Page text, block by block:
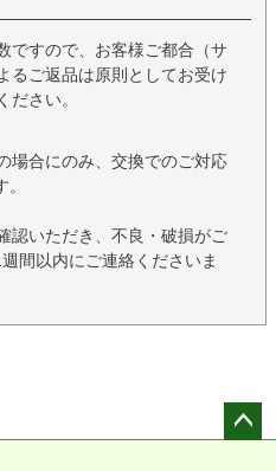
ですので、お客様ご都合（サ
るご返品は原則としてお受け
ださい。
場合にのみ、交換でのご対応
認いただき、不良・破損がご
間以内にご連絡くださいま